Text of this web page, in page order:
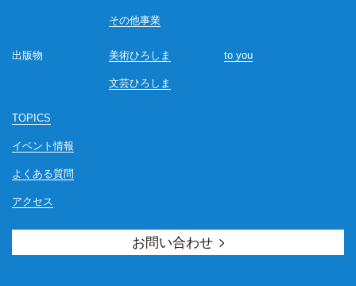
その他事業
出版物 美術ひろしま
文芸ひろしま
to you
TOPICS
イベント情報
よくある質問
アクセス
お問い合わせ